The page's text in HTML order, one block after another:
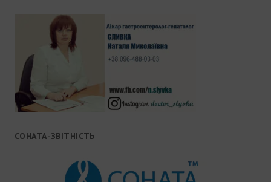
СОНАТА-ЗВІТНІСТЬ